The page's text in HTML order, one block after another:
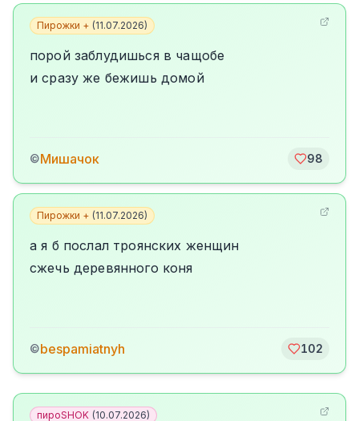
Пирожки + (11.07.2026)
порой заблудишься в чащобе
и сразу же бежишь домой
©Мишачок 98
Пирожки + (11.07.2026)
а я б послал троянских женщин
сжечь деревянного коня
©bespamiatnyh 102
пироSHOK (10.07.2026)